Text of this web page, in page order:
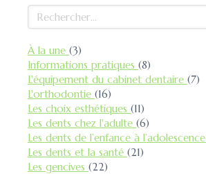
Rechercher
À la une (3)
Informations pratiques (8)
L'équipement du cabinet dentaire (7)
L'orthodontie (16)
Les choix esthétiques (11)
Les dents chez l'adulte (6)
Les dents de l’enfance à l’adolescence
Les dents et la santé (21)
Les gencives (22)